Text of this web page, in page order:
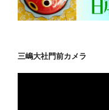
三嶋大社門前カメラ